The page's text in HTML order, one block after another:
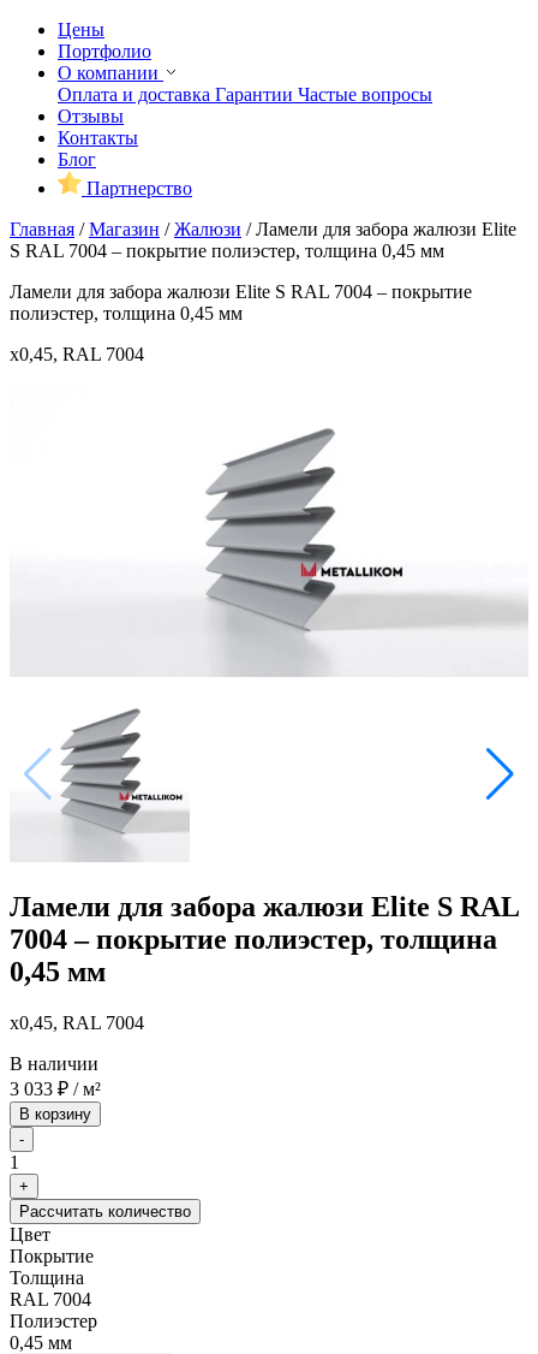
Цены
Портфолио
О компании
Оплата и доставка Гарантии Частые вопросы
Отзывы
Контакты
Блог
Партнерство
Главная /Магазин /Жалюзи /Ламели для забора жалюзи Elite
S RAL 7004 – покрытие полиэстер, толщина 0,45 мм
Ламели для забора жалюзи Elite S RAL 7004 – покрытие
полиэстер, толщина 0,45 мм
x0,45, RAL 7004
Ламели для забора жалюзи Elite S RAL
7004 – покрытие полиэстер, толщина
0,45 мм
x0,45, RAL 7004
В наличии
3 033 ₽ / м²
В корзину
-
1
+
Рассчитать количество
Цвет
Покрытие
Толщина
RAL 7004
Полиэстер
0,45 мм